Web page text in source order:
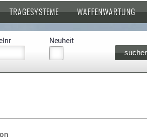
TRAGESYSTEME WAFFENWARTUNG
Neuheit